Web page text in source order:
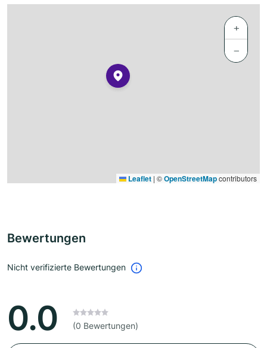
+
−
Leaflet | ©OpenStreetMapcontributors
Bewertungen
Nicht verifizierte Bewertungen
0.0 (0 Bewertungen)